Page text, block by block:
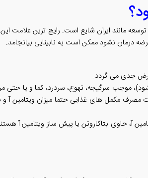
مانند ایران شایع است. رایج ترین علامت
درمان نشود ممکن است به نابینایی بیانجامد.
جدی می گردد.
موجب سرگیجه، تهوع، سردرد، کما و یا حتی
مکمل های غذایی حتما میزان ویتامین آ و
آ، حاوی بتاکاروتن یا پیش ساز ویتامین آ